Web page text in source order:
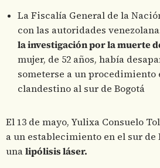
La Fiscalía General de la
con las autoridades
la investigación por la muerte
mujer, de 52 años, había
someterse a un
clandestino al sur de Bogotá
El 13 de mayo, Yulixa Consuelo
a un establecimiento en el sur de
unalipólisis láser.